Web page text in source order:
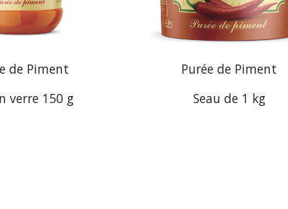
de Piment
verre 150 g
Purée de Piment
Seau de 1 kg